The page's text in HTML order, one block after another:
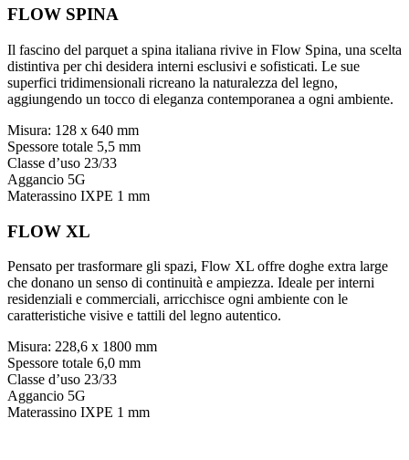
FLOW SPINA
Il fascino del parquet a spina italiana rivive in Flow Spina, una scelta
distintiva per chi desidera interni esclusivi e sofisticati. Le sue
superfici tridimensionali ricreano la naturalezza del legno,
aggiungendo un tocco di eleganza contemporanea a ogni ambiente.
Misura: 128 x 640 mm
Spessore totale 5,5 mm
Classe d’uso 23/33
Aggancio 5G
Materassino IXPE 1 mm
FLOW XL
Pensato per trasformare gli spazi, Flow XL offre doghe extra large
che donano un senso di continuità e ampiezza. Ideale per interni
residenziali e commerciali, arricchisce ogni ambiente con le
caratteristiche visive e tattili del legno autentico.
Misura: 228,6 x 1800 mm
Spessore totale 6,0 mm
Classe d’uso 23/33
Aggancio 5G
Materassino IXPE 1 mm